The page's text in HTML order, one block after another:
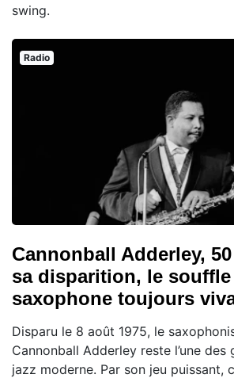
swing.
Radio
Cannonball Adderley,
sa disparition, le souffle
saxophone toujours
Disparu le 8 août 1975, le
Cannonball Adderley reste l’une des
jazz moderne. Par son jeu puissant,